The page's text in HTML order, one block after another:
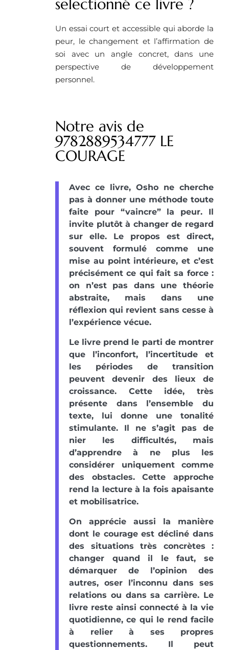
selectionné ce livre ?
Un essai court et accessible qui aborde la
peur, le changement et l’affirmation de
soi avec un angle concret, dans une
perspective de développement
personnel.
Notre avis de
9782889534777 LE
COURAGE
Avec ce livre, Osho ne cherche
pas à donner une méthode toute
faite pour “vaincre” la peur. Il
invite plutôt à changer de regard
sur elle. Le propos est direct,
souvent formulé comme une
mise au point intérieure, et c’est
précisément ce qui fait sa force :
on n’est pas dans une théorie
abstraite, mais dans une
réflexion qui revient sans cesse à
l’expérience vécue.
Le livre prend le parti de montrer
que l’inconfort, l’incertitude et
les périodes de transition
peuvent devenir des lieux de
croissance. Cette idée, très
présente dans l’ensemble du
texte, lui donne une tonalité
stimulante. Il ne s’agit pas de
nier les difficultés, mais
d’apprendre à ne plus les
considérer uniquement comme
des obstacles. Cette approche
rend la lecture à la fois apaisante
et mobilisatrice.
On apprécie aussi la manière
dont le courage est décliné dans
des situations très concrètes :
changer quand il le faut, se
démarquer de l’opinion des
autres, oser l’inconnu dans ses
relations ou dans sa carrière. Le
livre reste ainsi connecté à la vie
quotidienne, ce qui le rend facile
à relier à ses propres
questionnements. Il peut